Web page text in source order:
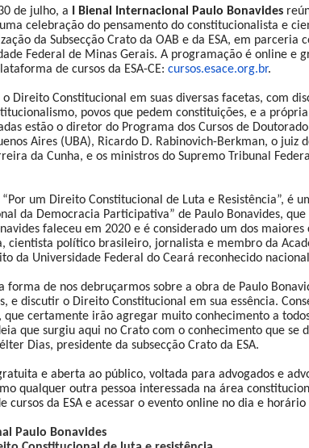
de julho, a I Bienal Internacional Paulo Bonavides
celebração do pensamento do constitucionalista e
da Subsecção Crato da OAB e da ESA, em parceria
Federal de Minas Gerais. A programação é online e
de cursos da ESA-CE: cursos.esace.org.br.
Direito Constitucional em suas diversas facetas, com
povos que pedem constituições, e a
estão o diretor do Programa dos Cursos de
Aires (UBA), Ricardo D. Rabinovich-Berkman, o juiz
da Cunha, e os ministros do Supremo Tribunal
um Direito Constitucional de Luta e Resistência”, é
da Democracia Participativa” de Paulo Bonavides,
faleceu em 2020 e é considerado um dos
cientista político brasileiro, jornalista e membro da
da Universidade Federal do Ceará reconhecido
forma de nos debruçarmos sobre a obra de Paulo
e discutir o Direito Constitucional em sua essência.
que certamente irão agregar muito conhecimento a
que surgiu aqui no Crato com o conhecimento que se
Dias, presidente da subsecção Crato da ESA.
e aberta ao público, voltada para advogados e
qualquer outra pessoa interessada na área
cursos da ESA e acessar o evento online no dia e
Paulo Bonavides